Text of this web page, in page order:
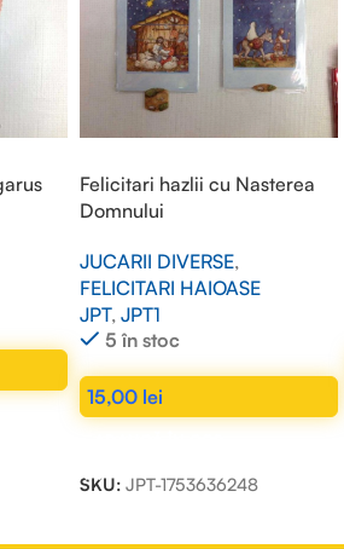
Felicitari hazlii cu Nasterea
Domnului
JUCARII DIVERSE,
FELICITARI HAIOASE
JPT, JPT1
5 în stoc
15,00 lei
SKU: JPT-1753636248